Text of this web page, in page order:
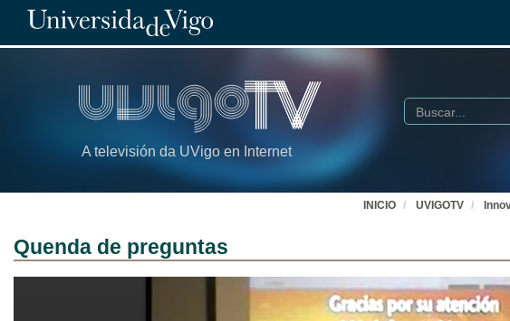
A televisión da UVigo en Internet
Buscar
INICIO UVIGOTV
Quenda de preguntas